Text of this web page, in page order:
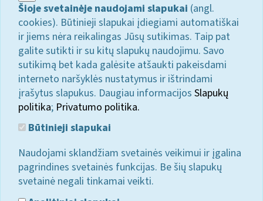
Šioje svetainėje naudojami slapukai (angl.
cookies). Būtinieji slapukai įdiegiami automatiškai
ir jiems nėra reikalingas Jūsų sutikimas. Taip pat
galite sutikti ir su kitų slapukų naudojimu. Savo
sutikimą bet kada galėsite atšaukti pakeisdami
interneto naršyklės nustatymus ir ištrindami
įrašytus slapukus. Daugiau informacijos Slapukų
politika; Privatumo politika.
Būtinieji slapukai
Naudojami sklandžiam svetainės veikimui ir įgalina
pagrindines svetainės funkcijas. Be šių slapukų
svetainė negali tinkamai veikti.